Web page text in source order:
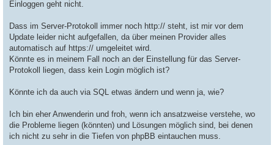
Einloggen geht nicht.
Dass im Server-Protokoll immer noch http:// steht, ist mir vor dem
Update leider nicht aufgefallen, da über meinen Provider alles
automatisch auf https:// umgeleitet wird.
Könnte es in meinem Fall noch an der Einstellung für das Server-
Protokoll liegen, dass kein Login möglich ist?
Könnte ich da auch via SQL etwas ändern und wenn ja, wie?
Ich bin eher Anwenderin und froh, wenn ich ansatzweise verstehe, wo
die Probleme liegen (könnten) und Lösungen möglich sind, bei denen
ich nicht zu sehr in die Tiefen von phpBB eintauchen muss.